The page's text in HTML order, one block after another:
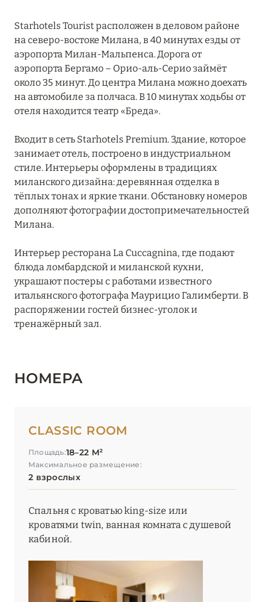
БЕРГАМО
БРЕШИЯ
МИЛАН
Armani Hotel Milano
Bvlgari Hotel Milano
Casa Baglioni Milan
Château Monfort
Mandarin Oriental, Milan
Palazzo Parigi Hotel & Grand Spa
Portrait Milano
Starhotels Business Palace
Starhotels Grand Milan
Starhotels Ritz
Starhotels Tourist
МОНЦА
Starhotels Tourist расположен в деловом районе
на северо-востоке Милана, в 40 минутах езды от
аэропорта Милан-Мальпенса. Дорога от
аэропорта Бергамо – Орио-аль-Серио займёт
около 35 минут. До центра Милана можно доехать
на автомобиле за полчаса. В 10 минутах ходьбы от
отеля находится театр «Бреда».
Входит в сеть Starhotels Premium. Здание, которое
занимает отель, построено в индустриальном
стиле. Интерьеры оформлены в традициях
миланского дизайна: деревянная отделка в
тёплых тонах и яркие ткани. Обстановку номеров
дополняют фотографии достопримечательностей
Милана.
Интерьер ресторана La Cuccagnina, где подают
блюда ломбардской и миланской кухни,
украшают постеры с работами известного
итальянского фотографа Маурицио Галимберти. В
распоряжении гостей бизнес-уголок и
тренажёрный зал.
НОМЕРА
CLASSIC ROOM
Площадь:18–22 М²
Максимальное размещение:
2 взрослых
Спальня с кроватью king-size или
кроватями twin, ванная комната с душевой
кабиной.